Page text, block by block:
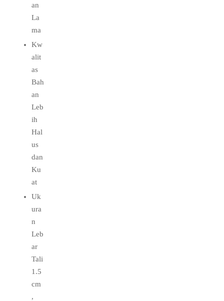
an
La
ma
Kw
alit
as
Bah
an
Leb
ih
Hal
us
dan
Ku
at
Uk
ura
n
Leb
ar
Tali
1.5
cm
,